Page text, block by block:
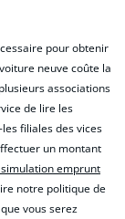
pour obtenir
neuve coûte la
associations
de lire les
filiales des vices
un montant
emprunt
notre politique de
vous serez